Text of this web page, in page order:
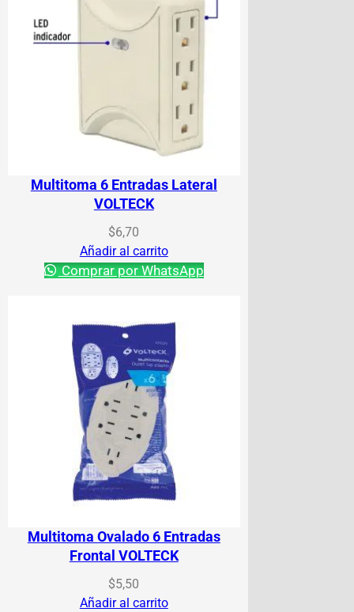
Multitoma 6 Entradas Lateral
VOLTECK
$6,70
Añadir al carrito
Comprar por WhatsApp
Multitoma Ovalado 6 Entradas
Frontal VOLTECK
$5,50
Añadir al carrito